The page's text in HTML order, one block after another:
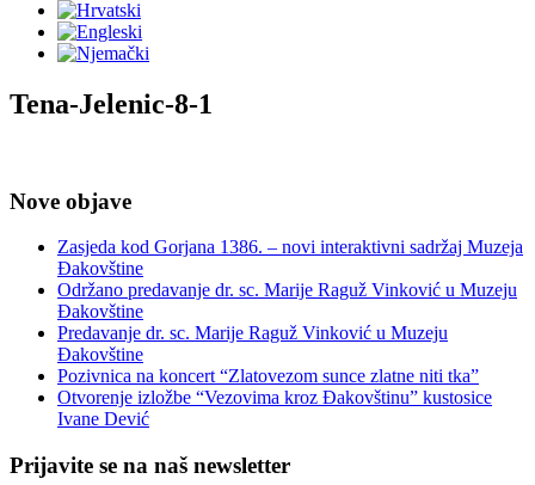
Tena-Jelenic-8-1
Nove objave
Zasjeda kod Gorjana 1386. – novi interaktivni sadržaj Muzeja
Đakovštine
Održano predavanje dr. sc. Marije Raguž Vinković u Muzeju
Đakovštine
Predavanje dr. sc. Marije Raguž Vinković u Muzeju
Đakovštine
Pozivnica na koncert “Zlatovezom sunce zlatne niti tka”
Otvorenje izložbe “Vezovima kroz Đakovštinu” kustosice
Ivane Dević
Prijavite se na naš newsletter